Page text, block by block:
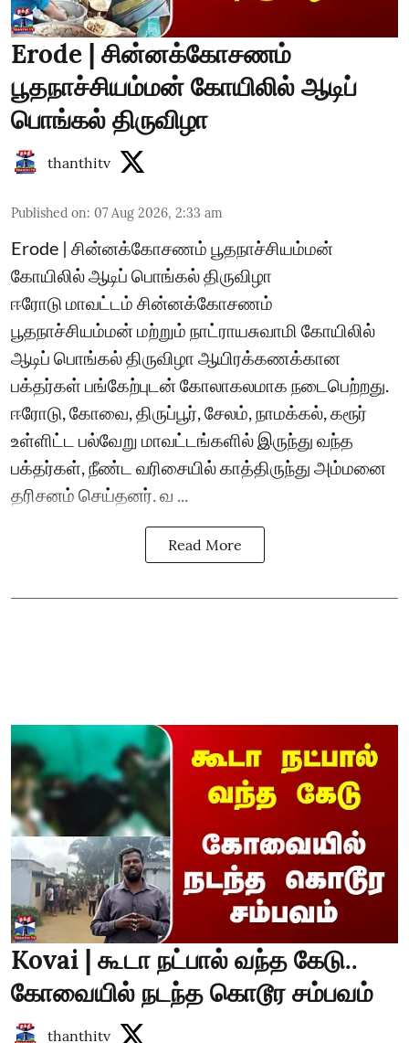
Erode | சின்னக்கோசணம்
பூதநாச்சியம்மன் கோயிலில் ஆடிப்
பொங்கல் திருவிழா
thanthitv
Published on: 07 Aug 2026, 2:33 am
Erode | சின்னக்கோசணம் பூதநாச்சியம்மன்
கோயிலில் ஆடிப் பொங்கல் திருவிழா
ஈரோடு மாவட்டம் சின்னக்கோசணம்
பூதநாச்சியம்மன் மற்றும் நாட்ராயசுவாமி கோயிலில்
ஆடிப் பொங்கல் திருவிழா ஆயிரக்கணக்கான
பக்தர்கள் பங்கேற்புடன் கோலாகலமாக நடைபெற்றது.
ஈரோடு, கோவை, திருப்பூர், சேலம், நாமக்கல், கரூர்
உள்ளிட்ட பல்வேறு மாவட்டங்களில் இருந்து வந்த
பக்தர்கள், நீண்ட வரிசையில் காத்திருந்து அம்மனை
தரிசனம் செய்தனர். வ ...
Read More
Kovai | கூடா நட்பால் வந்த கேடு..
கோவையில் நடந்த கொடூர சம்பவம்
thanthitv